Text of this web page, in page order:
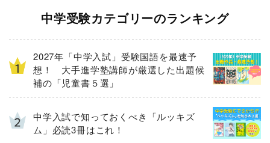
中学受験カテゴリーのランキング
2027年「中学入試」受験国語を最速予
想！ 大手進学塾講師が厳選した出題候
補の「児童書５選」
中学入試で知っておくべき「ルッキズ
ム」必読3冊はこれ！